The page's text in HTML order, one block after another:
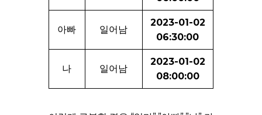
아빠 일어남
2023-01-02
06:30:00
나 일어남
2023-01-02
08:00:00